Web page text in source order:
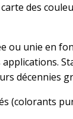
des
ou unie en
décennies
(colorants